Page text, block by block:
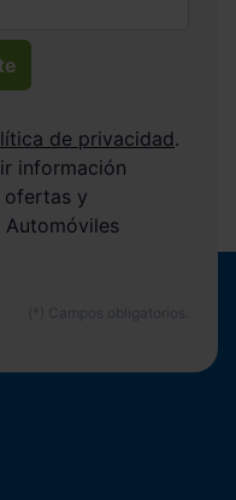
de privacidad.
información
ofertas y